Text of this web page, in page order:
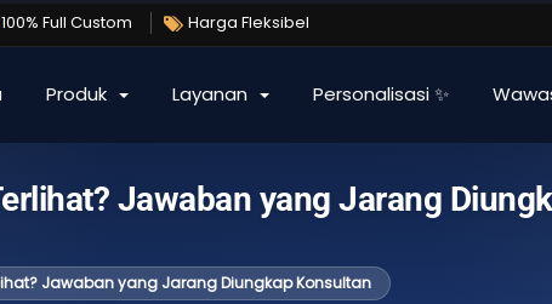
100% Full Custom Harga Fleksibel
Produk Layanan Personalisasi ✨
Jawaban yang Jarang
Jawaban yang Jarang Diungkap Konsultan